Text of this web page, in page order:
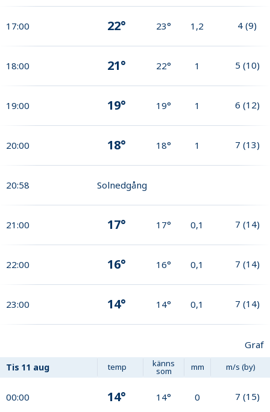
17:00 22° 23° 1,2 4 (9)
18:00 21° 22° 1 5 (10)
19:00 19° 19° 1 6 (12)
20:00 18° 18° 1 7 (13)
20:58 Solnedgång
21:00 17° 17° 0,1 7 (14)
22:00 16° 16° 0,1 7 (14)
23:00 14° 14° 0,1 7 (14)
Graf
Tis 11 aug temp känns
som mm m/s (by)
00:00 14° 14° 0 7 (15)